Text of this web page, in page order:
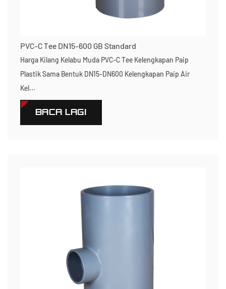
PVC-C Tee DN15-600 GB Standard
Harga Kilang Kelabu Muda PVC-C Tee Kelengkapan Paip
Plastik Sama Bentuk DN15-DN600 Kelengkapan Paip Air
Kel...
BACA LAGI